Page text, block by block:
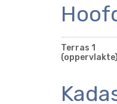
Terras 1
(oppervlakte)